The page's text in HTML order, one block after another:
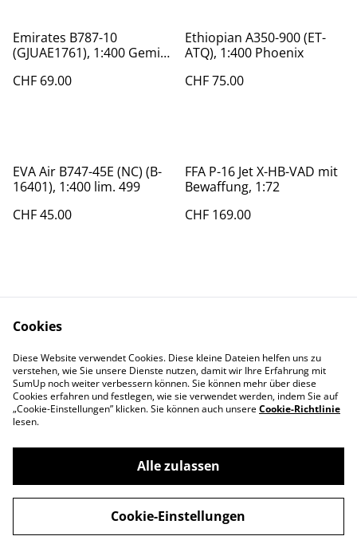
Emirates B787-10
(GJUAE1761), 1:400 Gemini
CHF 69.00
Ethiopian A350-900 (ET-
ATQ), 1:400 Phoenix
CHF 75.00
EVA Air B747-45E (NC) (B-
16401), 1:400 lim. 499
CHF 45.00
FFA P-16 Jet X-HB-VAD mit
Bewaffung, 1:72
CHF 169.00
Contact Us
Legal Terms
Privacy Policy
Cookie Policy
©2026Swiss-Edelweiss
powered by
Cookies
Diese Website verwendet Cookies. Diese kleine Dateien helfen uns zu
verstehen, wie Sie unsere Dienste nutzen, damit wir Ihre Erfahrung mit
SumUp noch weiter verbessern können. Sie können mehr über diese
Cookies erfahren und festlegen, wie sie verwendet werden, indem Sie auf
„Cookie-Einstellungen” klicken. Sie können auch unsereCookie-Richtlinie
lesen.
Alle zulassen
Cookie-Einstellungen